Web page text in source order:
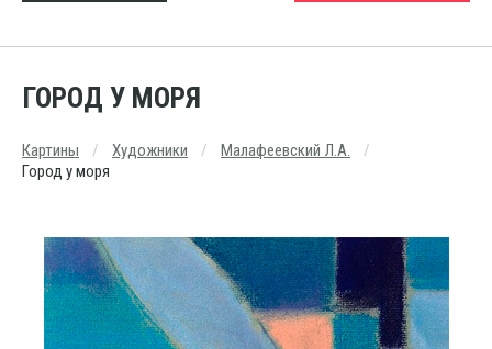
ГОРОД У МОРЯ
Картины Художники
Малафеевский Л.А.
Город у моря